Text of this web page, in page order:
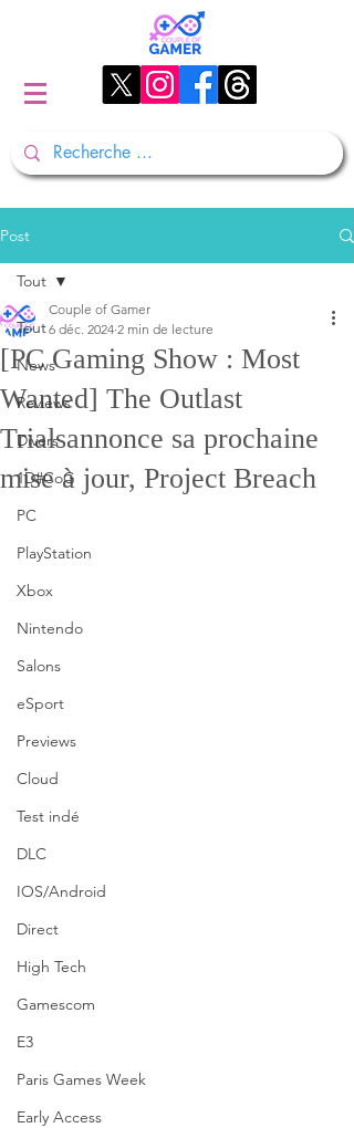
Post
Tout
News
Reviews
Divers
1D#CoG
PC
PlayStation
Xbox
Nintendo
Salons
eSport
Previews
Cloud
Test indé
DLC
IOS/Android
Direct
High Tech
Gamescom
E3
Paris Games Week
Early Access
Tout
[PC Gaming Show : Most
Wanted] The Outlast
Trialsannonce sa prochaine
mise à jour, Project Breach
Couple of Gamer
6 déc. 2024 2 min de lecture